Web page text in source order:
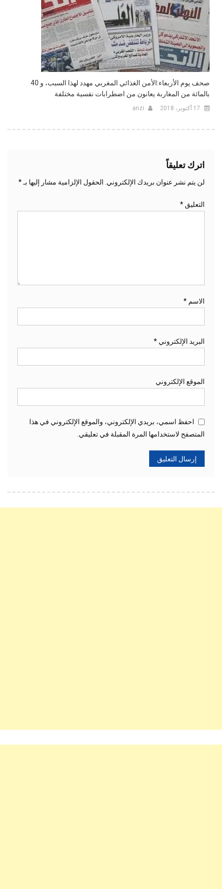
صحف يوم الأربعاء:الأمن الغذائي المغربي مهدد لهذا السبب، و 40
بالمائة من المغاربة يعانون من اضطرابات نفسية مختلفة
17 أكتوبر، 2018 anzi
اترك تعليقاً
لن يتم نشر عنوان بريدك الإلكتروني. الحقول الإلزامية مشار إليها بـ*
التعليق *
الاسم *
البريد الإلكتروني *
الموقع الإلكتروني
احفظ اسمي، بريدي الإلكتروني، والموقع الإلكتروني في هذا
المتصفح لاستخدامها المرة المقبلة في تعليقي.